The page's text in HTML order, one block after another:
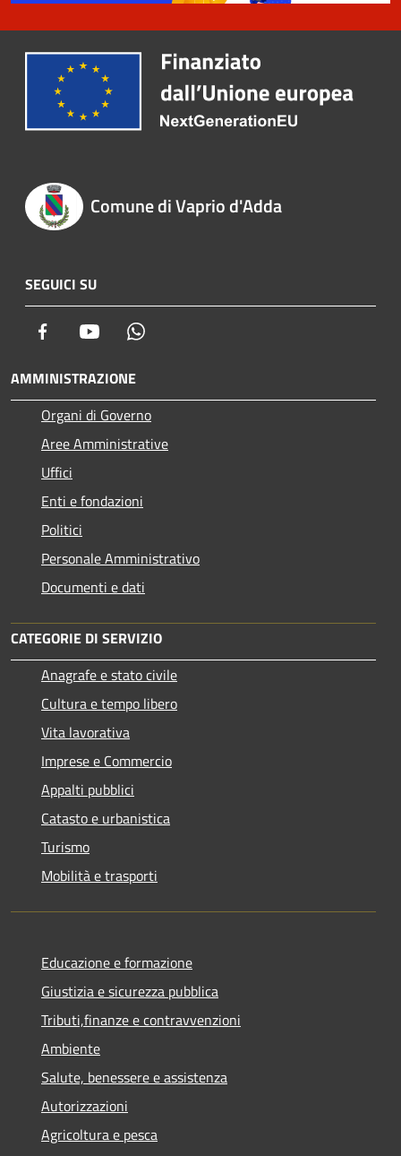
Comune di Vaprio d'Adda
SEGUICI SU
Facebook Youtube
AMMINISTRAZIONE
Organi di Governo
Aree Amministrative
Uffici
Enti e fondazioni
Politici
Personale Amministrativo
Documenti e dati
CATEGORIE DI SERVIZIO
Anagrafe e stato civile
Cultura e tempo libero
Vita lavorativa
Imprese e Commercio
Appalti pubblici
Catasto e urbanistica
Turismo
Mobilità e trasporti
Educazione e formazione
Giustizia e sicurezza pubblica
Tributi,finanze e contravvenzioni
Ambiente
Salute, benessere e assistenza
Autorizzazioni
Agricoltura e pesca